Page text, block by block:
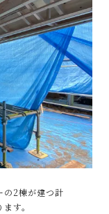
の2棟が建つ計
す。